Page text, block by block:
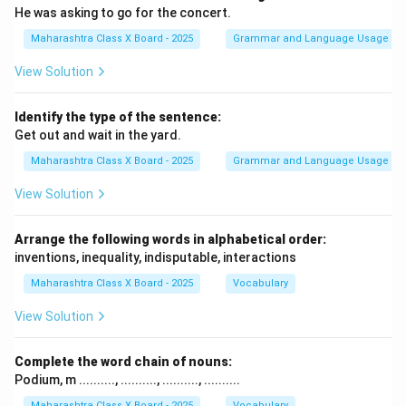
बनाती हैं। व्यक्ति को न केवल बाहरी संघर्षों का सामना करना पड़ता है,
बल्कि आंतरिक संघर्षों से भी जूझना पड़ता है।
Step 2: सारांश
श्रम और संघर्ष की आवश्यकता होती है। कोई भी सफलता बिना
परिश्रम और कड़ी मेहनत के प्राप्त नहीं होती। आंतरिक और बाहरी
संघर्षों से व्यक्ति को गुजरना पड़ता है, लेकिन यह संघर्ष उसे मंजिल तक
पहुँचाता है।
He was asking to go for the concert.
Maharashtra Class X Board - 2025 Grammar and Language Usage
View Solution
Identify the type of the sentence:
Get out and wait in the yard.
Maharashtra Class X Board - 2025 Grammar and Language Usage
View Solution
Arrange the following words in alphabetical order:
inventions, inequality, indisputable, interactions
Maharashtra Class X Board - 2025 Vocabulary
View Solution
Complete the word chain of nouns:
Podium, m .........., .........., .........., ..........